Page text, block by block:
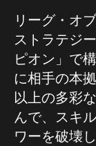
リーグ・オ
ストラテジ
ピオン」で
に相手の本
以上の多彩
んで、スキ
ワーを破壊